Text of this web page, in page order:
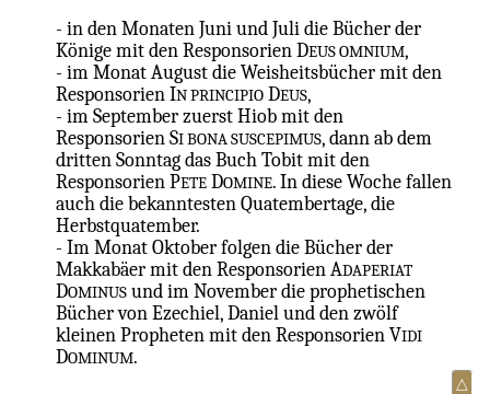
- in den Monaten Juni und Juli die Bücher der
Könige mit den Responsorien DEUS OMNIUM,
- im Monat August die Weisheitsbücher mit den
Responsorien IN PRINCIPIO DEUS,
- im September zuerst Hiob mit den
Responsorien SI BONA SUSCEPIMUS, dann ab dem
dritten Sonntag das Buch Tobit mit den
Responsorien PETE DOMINE. In diese Woche fallen
auch die bekanntesten Quatembertage, die
Herbstquatember.
- Im Monat Oktober folgen die Bücher der
Makkabäer mit den Responsorien ADAPERIAT
DOMINUS und im November die prophetischen
Bücher von Ezechiel, Daniel und den zwölf
kleinen Propheten mit den Responsorien VIDI
DOMINUM.
△